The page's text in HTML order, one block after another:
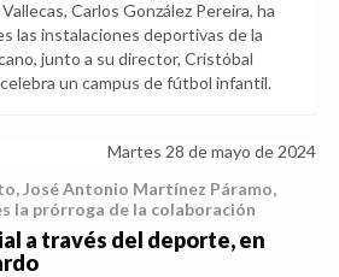
Carlos González Pereira, ha
las instalaciones deportivas de la
junto a su director, Cristóbal
un campus de fútbol infantil.
Martes 28 de mayo de 2024
José Antonio Martínez Páramo,
la prórroga de la colaboración
a través del deporte, en